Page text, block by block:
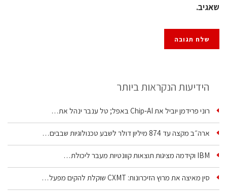
שאגיב.
הידיעות הנקראות ביותר
רוני פרידמן יוביל את Chip‑AI באפל; טל ענבר ינהל את…
ארה״ב מקצה עד 874 מיליון דולר לשבע טכנולוגיות שבבים…
IBM וקידמה מציגות תוצאות קוונטיות מעבר ליכולת…
סין מאיצה את מרוץ הזיכרונות: CXMT שוקלת להקים מפעל…